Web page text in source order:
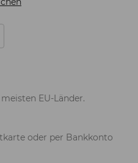
EU-Länder.
oder per Bankkonto